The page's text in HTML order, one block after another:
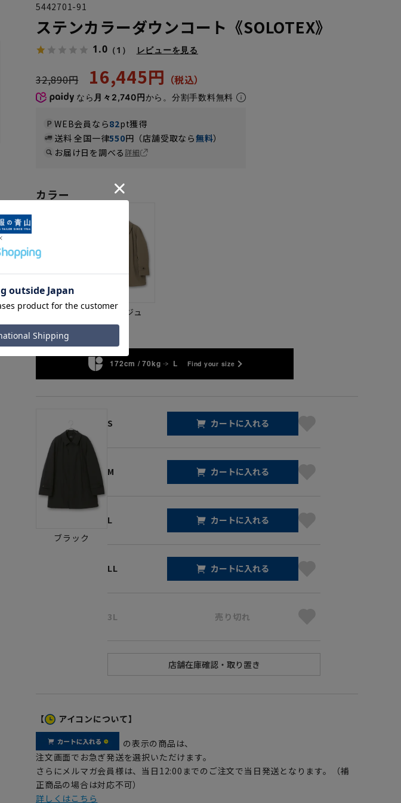
5442701-91
ステンカラーダウンコート《SOLOTEX》
1.0 （1） レビューを見る
32,890円 16,445円
なら 月々2,740円から。分割手数料無料
WEB会員なら82pt獲得
送料 全国一律550円（店舗受取なら無料）
お届け日を調べる詳細
カラー
ブラック ベージュ
172cm / 70kg L Find your size
ブラック
S カートに入れる
M カートに入れる
L カートに入れる
LL カートに入れる
3L 売り切れ
【 アイコンについて】
の表示の商品は、
注文画面でお急ぎ発送を選択いただけます。
さらにメルマガ会員様は、当日12:00までのご注文で当日発送となります。（補
正商品の場合は対応不可）
詳しくはこちら